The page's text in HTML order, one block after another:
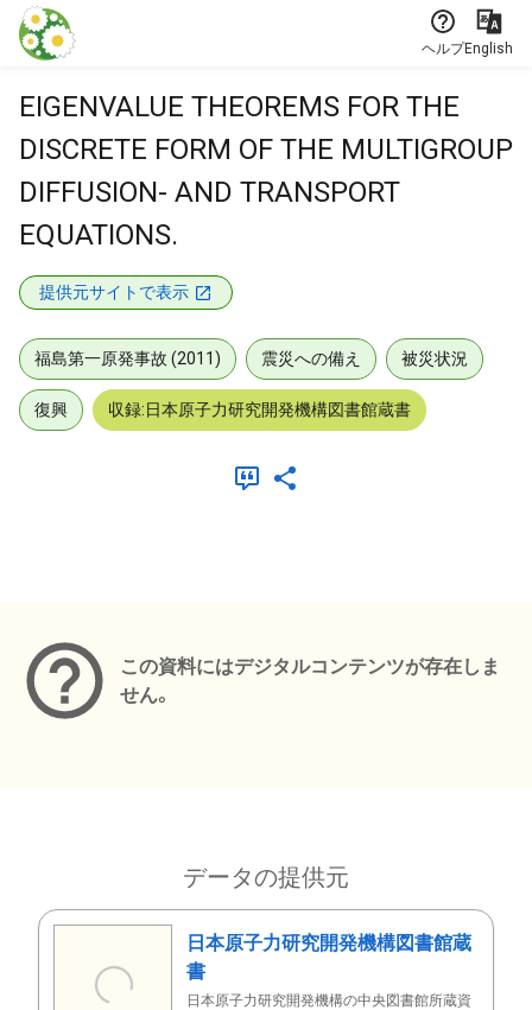
本文に飛ぶ
ヘルプEnglish
EIGENVALUE THEOREMS FOR THE
DISCRETE FORM OF THE MULTIGROUP
DIFFUSION- AND TRANSPORT
EQUATIONS.
提供元サイトで表示
福島第一原発事故 (2011) 震災への備え 被災状況
復興 収録:日本原子力研究開発機構図書館蔵書
この資料にはデジタルコンテンツが存在しま
せん。
データの提供元
日本原子力研究開発機構図書館蔵
書
日本原子力研究開発機構の中央図書館所蔵資